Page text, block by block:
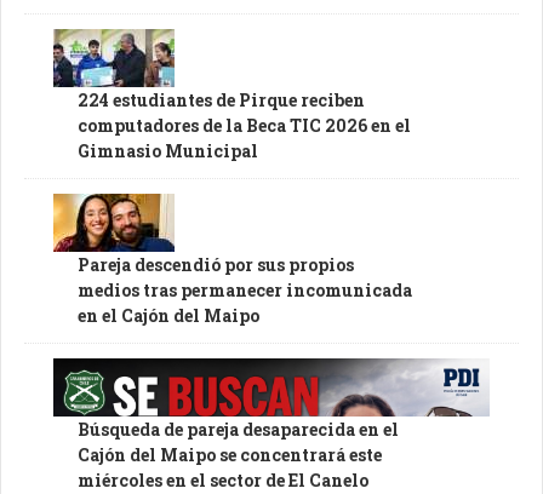
224 estudiantes de Pirque reciben
computadores de la Beca TIC 2026 en el
Gimnasio Municipal
Pareja descendió por sus propios
medios tras permanecer incomunicada
en el Cajón del Maipo
Búsqueda de pareja desaparecida en el
Cajón del Maipo se concentrará este
miércoles en el sector de El Canelo